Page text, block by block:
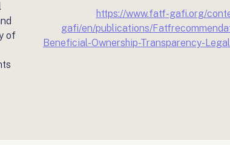
of
https://www.fatf-gafi.org/
gafi/en/publications/
Beneficial-Ownership-Transparency-